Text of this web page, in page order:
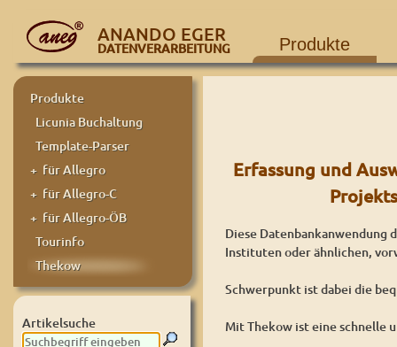
ANANDO EGER
DATENVERARBEITUNG Produkte
Produkte
Licunia Buchaltung
Template-Parser
+ für Allegro
+ für Allegro-C
+ für Allegro-ÖB
Tourinfo
Thekow
Artikelsuche
Erfassung und
Diese Datenbankanwendung
Instituten oder ähnlichen,
Schwerpunkt ist dabei die
Mit Thekow ist eine schnelle